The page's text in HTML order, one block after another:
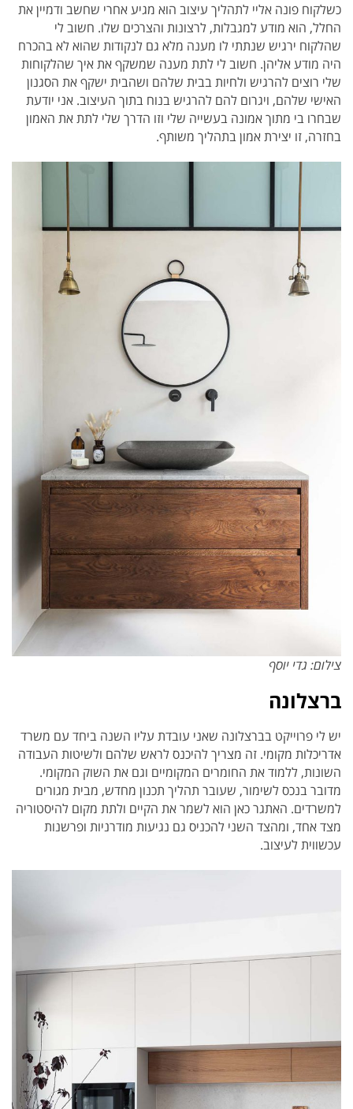
כשלקוח פונה אליי לתהליך עיצוב הוא מגיע אחרי שחשב ודמיין את
החלל, הוא מודע למגבלות, לרצונות והצרכים שלו. חשוב לי
שהלקוח ירגיש שנתתי לו מענה מלא גם לנקודות שהוא לא בהכרח
היה מודע אליהן. חשוב לי לתת מענה שמשקף את איך שהלקוחות
שלי רוצים להרגיש ולחיות בבית שלהם ושהבית ישקף את הסגנון
האישי שלהם, ויגרום להם להרגיש בנוח בתוך העיצוב. אני יודעת
שבחרו בי מתוך אמונה בעשייה שלי וזו הדרך שלי לתת את האמון
בחזרה, זו יצירת אמון בתהליך משותף.
צילום: גדי יוסף
ברצלונה
יש לי פרוייקט בברצלונה שאני עובדת עליו השנה ביחד עם משרד
אדריכלות מקומי. זה מצריך להיכנס לראש שלהם ולשיטות העבודה
השונות, ללמוד את החומרים המקומיים וגם את השוק המקומי.
מדובר בנכס לשימור, שעובר תהליך תכנון מחדש, מבית מגורים
למשרדים. האתגר כאן הוא לשמר את הקיים ולתת מקום להיסטוריה
מצד אחד, ומהצד השני להכניס גם נגיעות מודרניות ופרשנות
עכשווית לעיצוב.